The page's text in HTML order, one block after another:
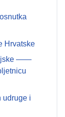
Hrvatske
——
udruge i